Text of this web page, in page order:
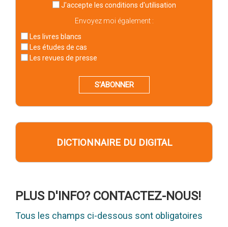
J'accepte les conditions d'utilisation
Envoyez moi également :
Les livres blancs
Les études de cas
Les revues de presse
S'ABONNER
DICTIONNAIRE DU DIGITAL
PLUS D'INFO? CONTACTEZ-NOUS!
Tous les champs ci-dessous sont obligatoires